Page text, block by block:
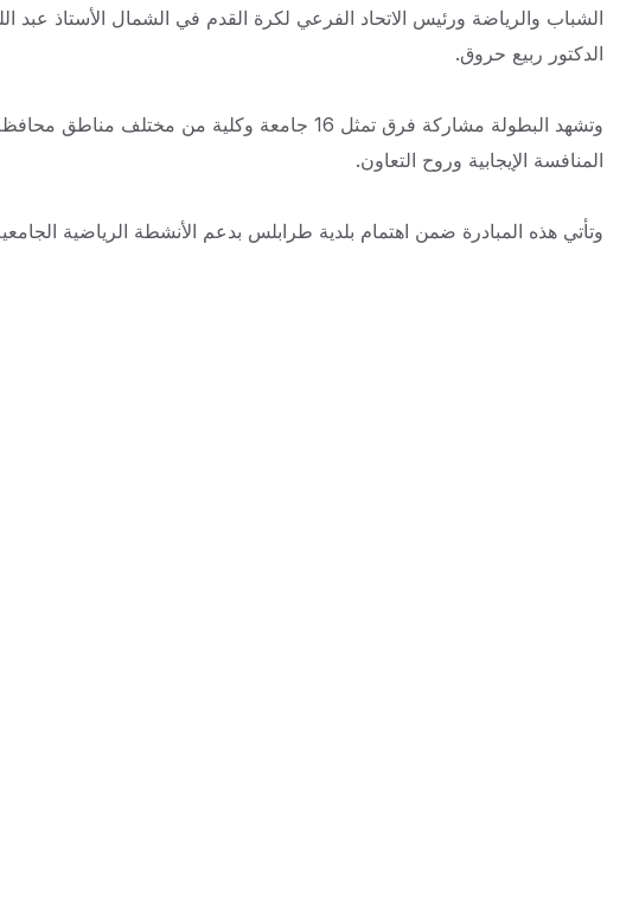
الشباب والرياضة ورئيس الاتحاد الفرعي لكرة القدم في الشمال الأستاذ عبد
الدكتور ربيع حروق.
وتشهد البطولة مشاركة فرق تمثل 16 جامعة وكلية من
المنافسة الإيجابية وروح التعاون.
وتأتي هذه المبادرة ضمن اهتمام بلدية طرابلس بدعم الأنشطة الرياضية